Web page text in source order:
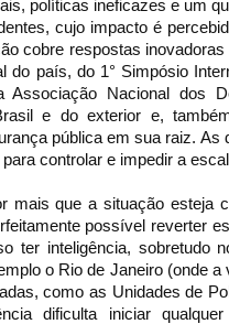
políticas ineficazes e um
cujo impacto é
cobre respostas
do país, do 1° Simpósio
Associação Nacional dos
e do exterior e,
pública em sua raiz.
controlar e impedir a
mais que a situação esteja
possível reverter
ter inteligência, sobretudo
o Rio de Janeiro (onde
como as Unidades de
dificulta iniciar